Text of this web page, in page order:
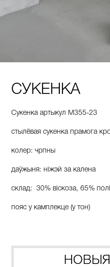
СУКЕНКА
Сукенка артыкул М355-23
стылёвая сукенка прамога
колер: чрпны
даўжыня: ніжэй за калена
склад: 30% віскоза, 65%
пояс у камплекце (у тон)